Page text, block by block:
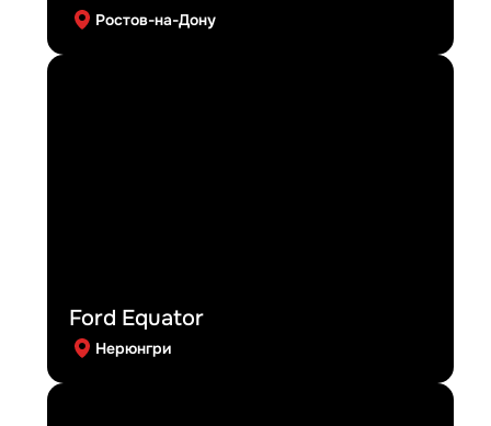
Ростов-на-Дону
Ford Equator
Нерюнгри